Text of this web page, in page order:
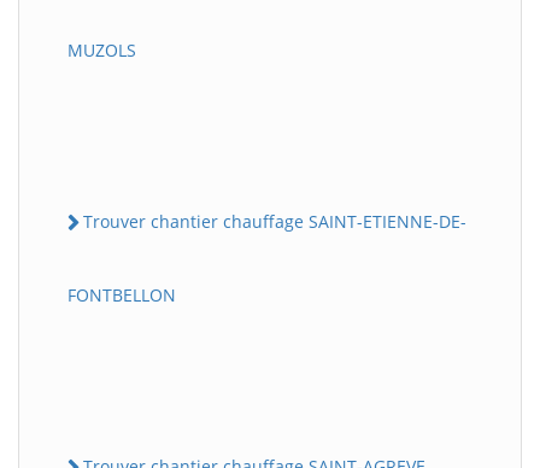
MUZOLS
Trouver chantier chauffage SAINT-ETIENNE-DE-
FONTBELLON